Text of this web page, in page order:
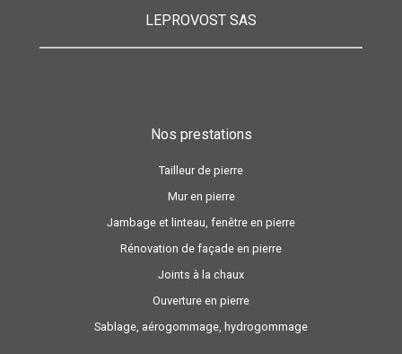
LEPROVOST SAS
Nos prestations
Tailleur de pierre
Mur en pierre
Jambage et linteau, fenêtre en pierre
Rénovation de façade en pierre
Joints à la chaux
Ouverture en pierre
Sablage, aérogommage, hydrogommage